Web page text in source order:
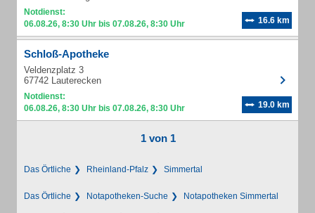
Notdienst:
06.08.26, 8:30 Uhr bis 07.08.26, 8:30 Uhr
16.6 km
Schloß-Apotheke
Veldenzplatz 3
67742 Lauterecken
Notdienst:
06.08.26, 8:30 Uhr bis 07.08.26, 8:30 Uhr
19.0 km
1 von 1
Das Örtliche Rheinland-Pfalz Simmertal
Das Örtliche Notapotheken-Suche Notapotheken Simmertal